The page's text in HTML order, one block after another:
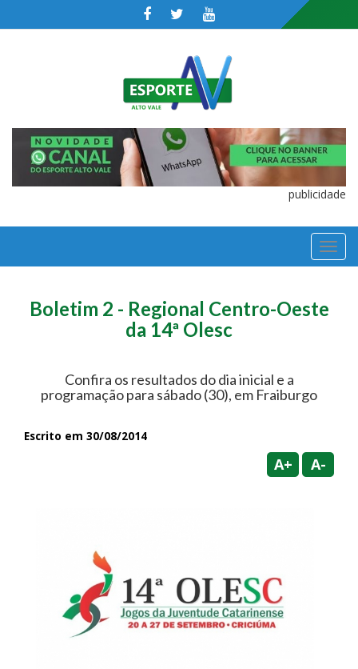
publicidade
Boletim 2 - Regional Centro-Oeste
da 14ª Olesc
Confira os resultados do dia inicial e a
programação para sábado (30), em Fraiburgo
Escrito em 30/08/2014
A+ A-